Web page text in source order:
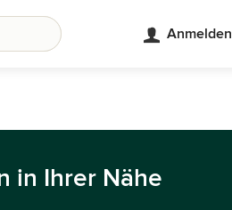
Anmelden
in Ihrer Nähe